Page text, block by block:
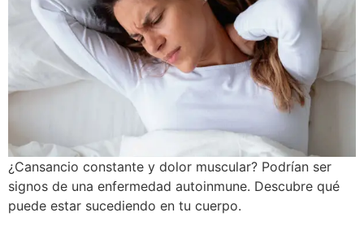
¿Cansancio constante y dolor muscular? Podrían ser
signos de una enfermedad autoinmune. Descubre qué
puede estar sucediendo en tu cuerpo.